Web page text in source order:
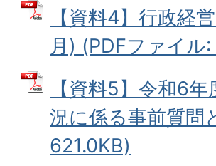
【資料4】行政経
月) (PDFファイル
【資料5】令和6
況に係る事前質問
621.0KB)